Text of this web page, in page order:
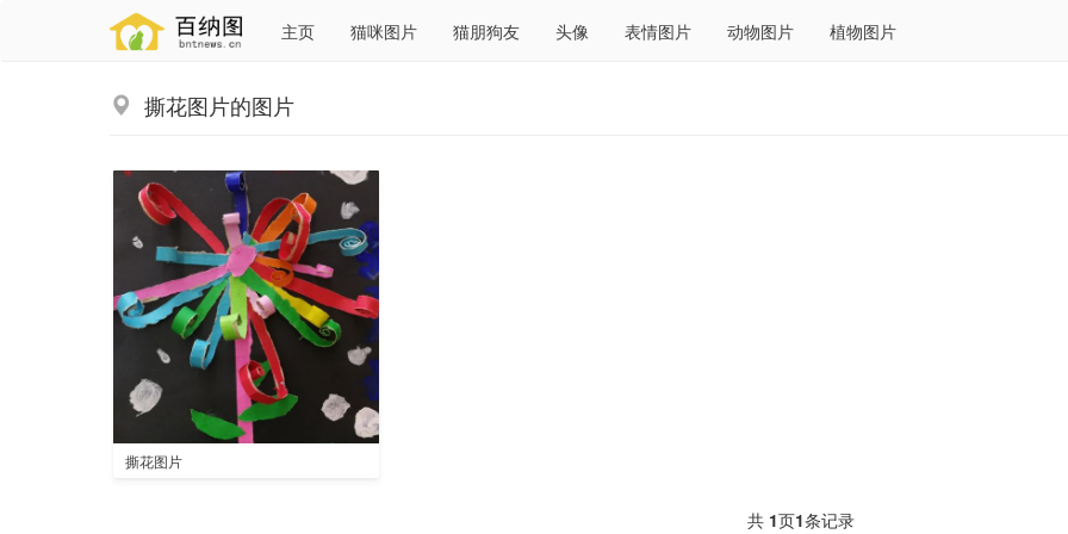
主页 猫咪图片 猫朋狗友 头像 表情图片 动物图片 植物图片
撕花图片的图片
撕花图片
共 1页1条记录